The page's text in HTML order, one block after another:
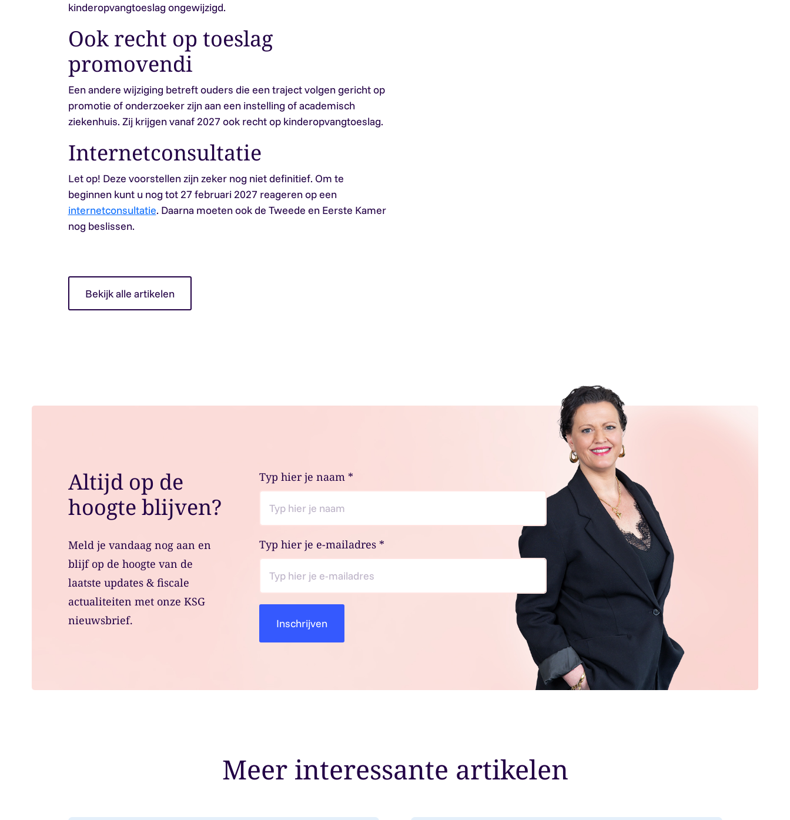
kinderopvangtoeslag ongewijzigd.
Ook recht op toeslag
promovendi
Een andere wijziging betreft ouders die een traject volgen gericht op
promotie of onderzoeker zijn aan een instelling of academisch
ziekenhuis. Zij krijgen vanaf 2027 ook recht op kinderopvangtoeslag.
Internetconsultatie
Let op! Deze voorstellen zijn zeker nog niet definitief. Om te
beginnen kunt u nog tot 27 februari 2027 reageren op een
internetconsultatie. Daarna moeten ook de Tweede en Eerste Kamer
nog beslissen.
Bekijk alle artikelen
Altijd op de
hoogte blijven?
Meld je vandaag nog aan en
blijf op de hoogte van de
laatste updates & fiscale
actualiteiten met onze KSG
nieuwsbrief.
Typ hier je naam *
Typ hier je e-mailadres *
Meer interessante artikelen